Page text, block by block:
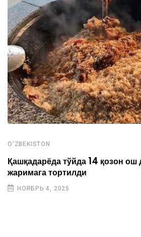
O'ZBEKISTON
Қашқадарёда тўйда 14 қозон ош
жаримага тортилди
НОЯБРЬ 4, 2025